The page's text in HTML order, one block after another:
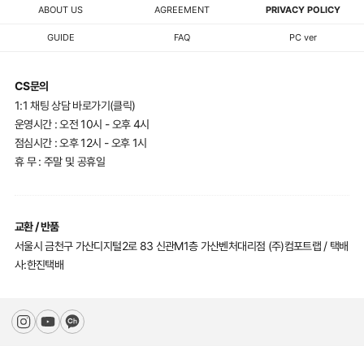
ABOUT US AGREEMENT PRIVACY POLICY
GUIDE FAQ PC ver
CS문의
1:1 채팅 상담 바로가기(클릭)
운영시간 : 오전 10시 - 오후 4시
점심시간 : 오후 12시 - 오후 1시
휴 무 : 주말 및 공휴일
교환 / 반품
서울시 금천구 가산디지털2로 83 신관M1층 가산벤처대리점 (주)컴포트랩 / 택배
사:한진택배